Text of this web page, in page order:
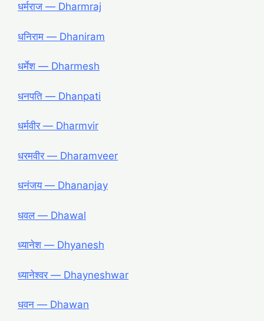
धर्मराज — Dharmraj
धनिराम — Dhaniram
धर्मेश — Dharmesh
धनपति — Dhanpati
धर्मवीर — Dharmvir
धरमवीर — Dharamveer
धनंजय — Dhananjay
धवल — Dhawal
ध्यानेश — Dhyanesh
ध्यानेश्वर — Dhayneshwar
धवन — Dhawan